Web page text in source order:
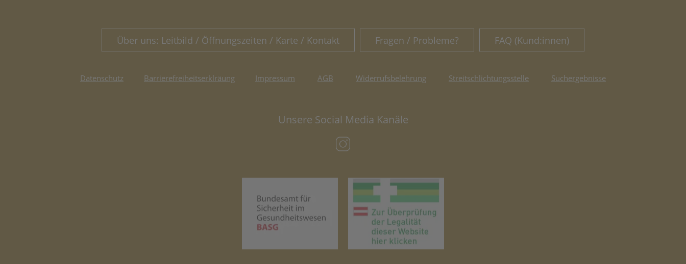
Über uns: Leitbild / Öffnungszeiten / Karte / Kontakt Fragen / Probleme? FAQ (Kund:innen)
Datenschutz Barrierefreiheitserklräung Impressum AGB Widerrufsbelehrung Streitschlichtungsstelle Suchergebnisse
Unsere Social Media Kanäle
(öffnet in neuem Tab)